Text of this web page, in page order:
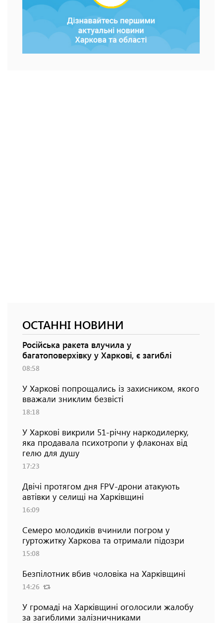
ОСТАННІ НОВИНИ
Російська ракета влучила у
багатоповерхівку у Харкові, є загиблі
08:58
У Харкові попрощались із захисником, якого
вважали зниклим безвісті
18:18
У Харкові викрили 51-річну наркодилерку,
яка продавала психотропи у флаконах від
гелю для душу
17:23
Двічі протягом дня FPV-дрони атакують
автівки у селищі на Харківщині
16:09
Семеро молодиків вчинили погром у
гуртожитку Харкова та отримали підозри
15:08
Безпілотник вбив чоловіка на Харківщині
14:26
У громаді на Харківщині оголосили жалобу
за загиблими залізничниками